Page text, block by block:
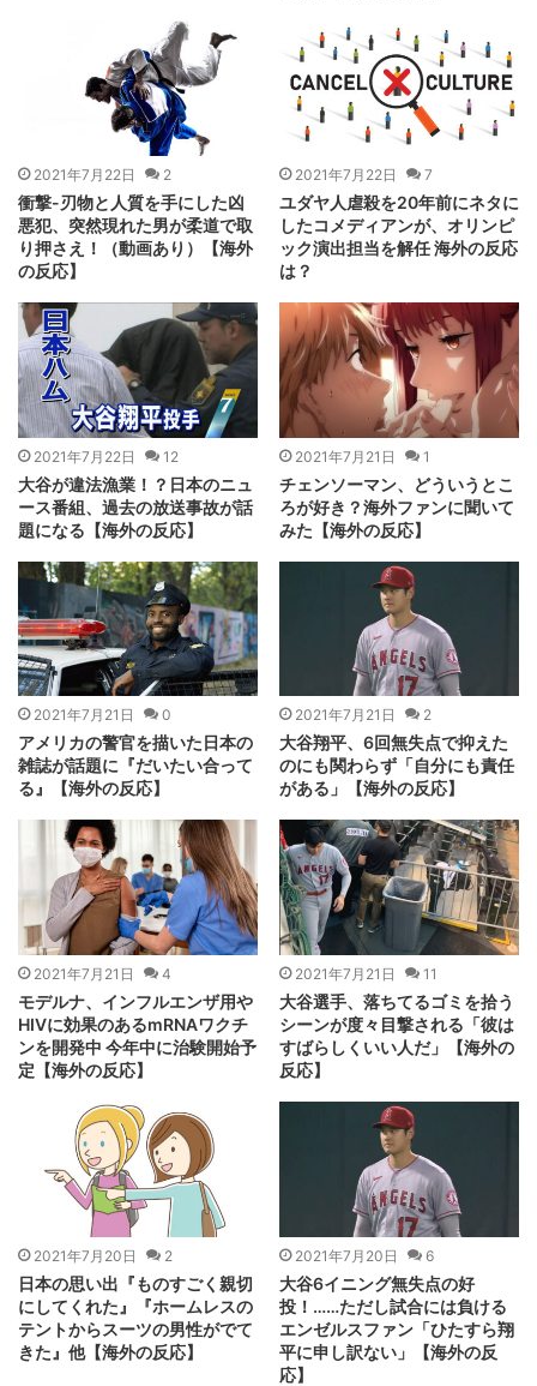
2021年7月22日 2
衝撃-刃物と人質を手にした凶
悪犯、突然現れた男が柔道で取
り押さえ！（動画あり）【海外
の反応】
2021年7月22日 7
ユダヤ人虐殺を20年前にネタに
したコメディアンが、オリンピ
ック演出担当を解任 海外の反応
は？
2021年7月22日 12
大谷が違法漁業！？日本のニュ
ース番組、過去の放送事故が話
題になる【海外の反応】
2021年7月21日 1
チェンソーマン、どういうとこ
ろが好き？海外ファンに聞いて
みた【海外の反応】
2021年7月21日 0
アメリカの警官を描いた日本の
雑誌が話題に『だいたい合って
る』【海外の反応】
2021年7月21日 2
大谷翔平、6回無失点で抑えた
のにも関わらず「自分にも責任
がある」【海外の反応】
2021年7月21日 4
モデルナ、インフルエンザ用や
HIVに効果のあるmRNAワクチ
ンを開発中 今年中に治験開始予
定【海外の反応】
2021年7月21日 11
大谷選手、落ちてるゴミを拾う
シーンが度々目撃される「彼は
すばらしくいい人だ」【海外の
反応】
2021年7月20日 2
日本の思い出『ものすごく親切
にしてくれた』『ホームレスの
テントからスーツの男性がでて
きた』他【海外の反応】
2021年7月20日 6
大谷6イニング無失点の好
投！……ただし試合には負ける
エンゼルスファン「ひたすら翔
平に申し訳ない」【海外の反
応】